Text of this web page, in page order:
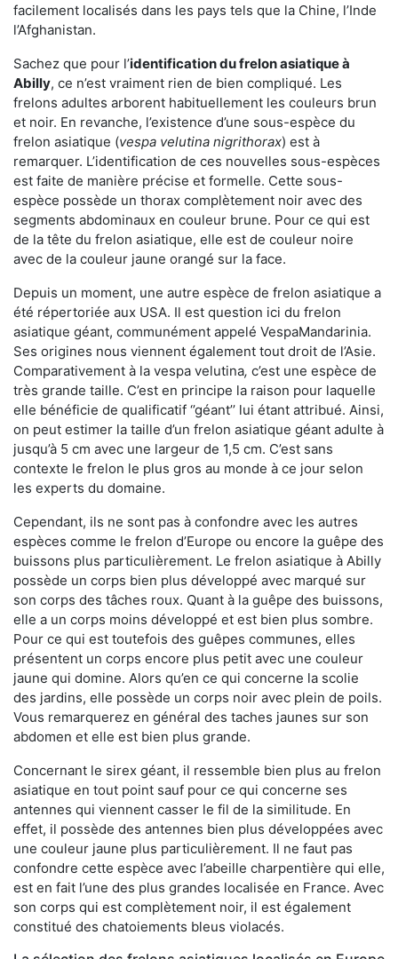
facilement localisés dans les pays tels que la Chine, l’Inde
l’Afghanistan.
Sachez que pour l’identification du frelon asiatiqueà
Abilly, ce n’est vraiment rien de bien compliqué. Les
frelons adultes arborent habituellement les couleurs brun
et noir. En revanche, l’existence d’une sous-espèce du
frelon asiatique (vespa velutina nigrithorax) est à
remarquer. L’identification de ces nouvelles sous-espèces
est faite de manière précise et formelle. Cette sous-
espèce possède un thorax complètement noir avec des
segments abdominaux en couleur brune. Pour ce qui est
de la tête du frelon asiatique, elle est de couleur noire
avec de la couleur jaune orangé sur la face.
Depuis un moment, une autre espèce de frelon asiatique a
été répertoriée aux USA. Il est question ici du frelon
asiatique géant, communément appelé VespaMandarinia.
Ses origines nous viennent également tout droit de l’Asie.
Comparativement à la vespa velutina, c’est une espèce de
très grande taille. C’est en principe la raison pour laquelle
elle bénéficie de qualificatif ‘’géant’’ lui étant attribué. Ainsi,
on peut estimer la taille d’un frelon asiatique géant adulte à
jusqu’à 5 cm avec une largeur de 1,5 cm. C’est sans
contexte le frelon le plus gros au monde à ce jour selon
les experts du domaine.
Cependant, ils ne sont pas à confondre avec les autres
espèces comme le frelon d’Europe ou encore la guêpe des
buissons plus particulièrement. Le frelon asiatique à Abilly
possède un corps bien plus développé avec marqué sur
son corps des tâches roux. Quant à la guêpe des buissons,
elle a un corps moins développé et est bien plus sombre.
Pour ce qui est toutefois des guêpes communes, elles
présentent un corps encore plus petit avec une couleur
jaune qui domine. Alors qu’en ce qui concerne la scolie
des jardins, elle possède un corps noir avec plein de poils.
Vous remarquerez en général des taches jaunes sur son
abdomen et elle est bien plus grande.
Concernant le sirex géant, il ressemble bien plus au frelon
asiatique en tout point sauf pour ce qui concerne ses
antennes qui viennent casser le fil de la similitude. En
effet, il possède des antennes bien plus développées avec
une couleur jaune plus particulièrement. Il ne faut pas
confondre cette espèce avec l’abeille charpentière qui elle,
est en fait l’une des plus grandes localisée en France. Avec
son corps qui est complètement noir, il est également
constitué des chatoiements bleus violacés.